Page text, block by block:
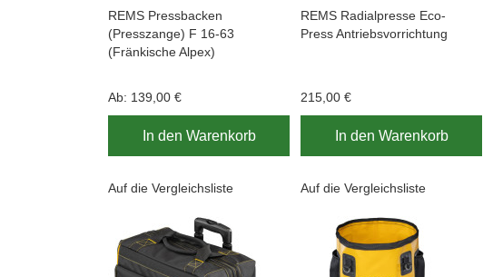
REMS Pressbacken
(Presszange) F 16-63
(Fränkische Alpex)
Ab: 139,00 €
In den Warenkorb
Auf die Vergleichsliste
REMS Radialpresse Eco-
Press Antriebsvorrichtung
215,00 €
In den Warenkorb
Auf die Vergleichsliste